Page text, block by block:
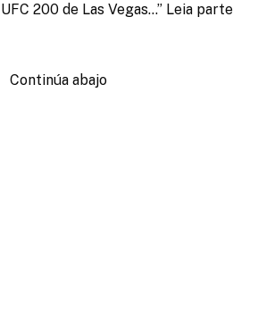
200 de Las Vegas…” Leia parte
Continúa abajo